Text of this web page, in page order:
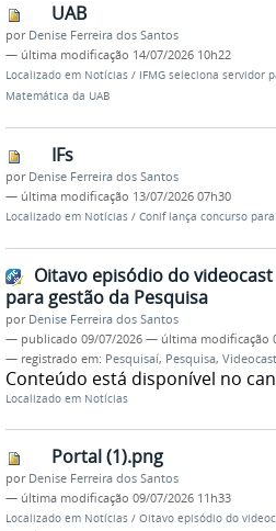
UAB
por Denise Ferreira dos Santos
— última modificação 14/07/2026 10h22
Localizado em Notícias / IFMG seleciona servidor
Matemática da UAB
IFs
por Denise Ferreira dos Santos
— última modificação 13/07/2026 07h30
Localizado em Notícias / Conif lança concurso
Oitavo episódio do
para gestão da Pesquisa
por Denise Ferreira dos Santos
— publicado 09/07/2026 — última modificação
— registrado em: Pesquisaí, Pesquisa,
Conteúdo está disponível no
Localizado em Notícias
Portal (1).png
por Denise Ferreira dos Santos
— última modificação 09/07/2026 11h33
Localizado em Notícias / Oitavo episódio do